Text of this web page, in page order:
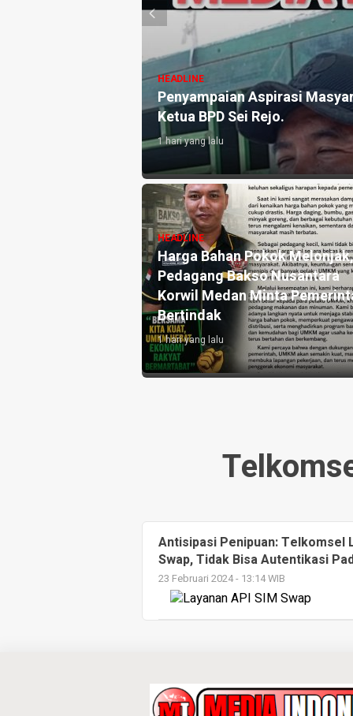
HEADLINE
Penyampaian Aspirasi
Ketua BPD Sei Rejo.
1 hari yang lalu
HEADLINE
Harga Bahan Pokok Melonjak,
Pedagang Bakso Nusantara
Korwil Medan Minta
Bertindak
1 hari yang lalu
Antisipasi Penipuan: Telkomsel
Swap, Tidak Bisa Autentikasi
23 Februari 2024 - 13:14 WIB